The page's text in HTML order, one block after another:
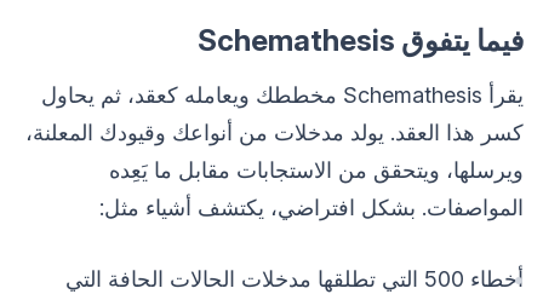
فيما يتفوق Schemathesis
يقرأ Schemathesis مخططك ويعامله كعقد، ثم يحاول
كسر هذا العقد. يولد مدخلات من أنواعك وقيودك المعلنة،
ويرسلها، ويتحقق من الاستجابات مقابل ما يَعِده
المواصفات. بشكل افتراضي، يكتشف أشياء مثل:
أخطاء 500 التي تطلقها مدخلات الحالات الحافة التي